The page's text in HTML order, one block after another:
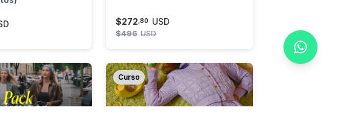
$272 ,80 USD
$496 USD
Curso